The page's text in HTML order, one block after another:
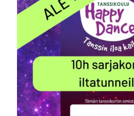
LISÄÄ OSTOSKORIIN /